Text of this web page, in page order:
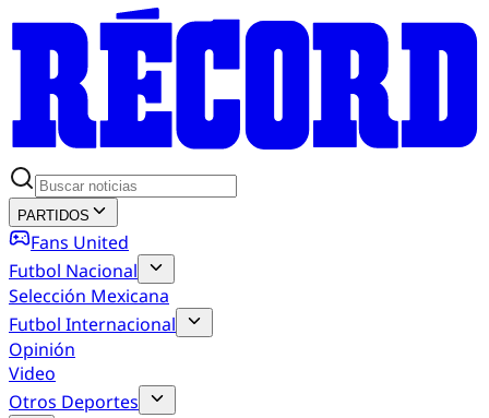
PARTIDOS
Fans United
Futbol Nacional
Selección Mexicana
Futbol Internacional
Opinión
Video
Otros Deportes